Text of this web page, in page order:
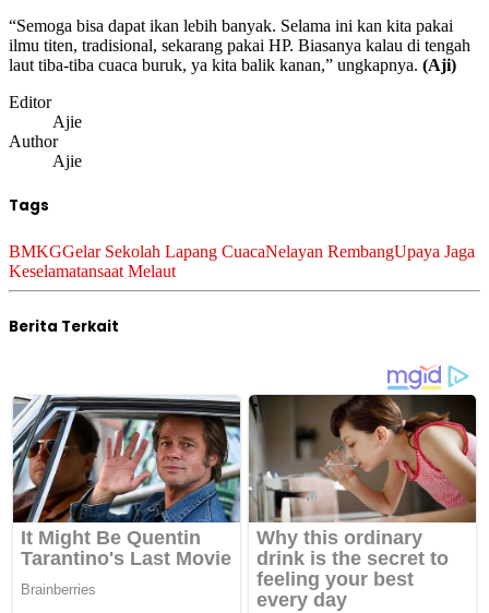
“Semoga bisa dapat ikan lebih banyak. Selama ini kan kita pakai
ilmu titen, tradisional, sekarang pakai HP. Biasanya kalau di tengah
laut tiba-tiba cuaca buruk, ya kita balik kanan,” ungkapnya. (Aji)
Editor
Ajie
Author
Ajie
Tags
BMKGGelar Sekolah Lapang CuacaNelayan RembangUpaya Jaga
Keselamatansaat Melaut
Berita Terkait